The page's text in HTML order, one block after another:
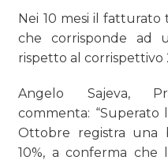
Nei 10 mesi il fatturato
che corrisponde ad
rispetto al corrispettivo
Angelo Sajeva,
commenta: “Superato
Ottobre registra una
10%, a conferma che